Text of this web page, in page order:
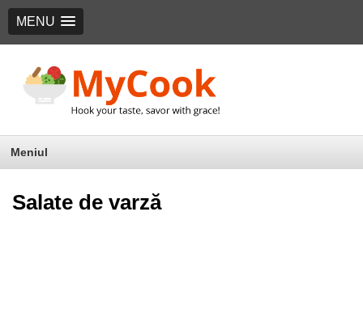
MENU
Meniul
Salate de varză